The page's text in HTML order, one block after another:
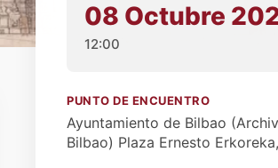
08 Octubre
12:00
PUNTO DE ENCUENTRO
Ayuntamiento de Bilbao
Bilbao) Plaza Ernesto